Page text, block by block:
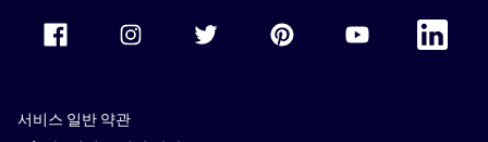
Accor Youtube
Accor
서비스 일반 약관